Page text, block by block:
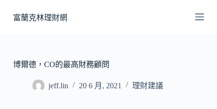
至
容
富蘭克林理財網
博爾德，CO的最高財務顧問
jeff.lin 20 6 月, 2021 理財建議